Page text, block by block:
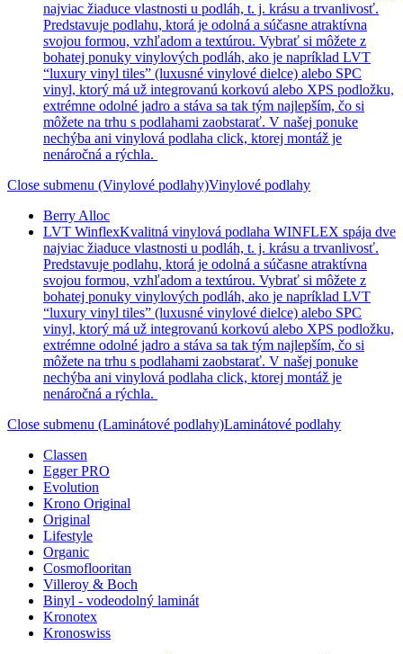
najviac žiaduce vlastnosti u podláh, t. j. krásu a trvanlivosť.
Predstavuje podlahu, ktorá je odolná a súčasne atraktívna
svojou formou, vzhľadom a textúrou. Vybrať si môžete z
bohatej ponuky vinylových podláh, ako je napríklad LVT
“luxury vinyl tiles” (luxusné vinylové dielce) alebo SPC
vinyl, ktorý má už integrovanú korkovú alebo XPS podložku,
extrémne odolné jadro a stáva sa tak tým najlepším, čo si
môžete na trhu s podlahami zaobstarať. V našej ponuke
nechýba ani vinylová podlaha click, ktorej montáž je
nenáročná a rýchla.
Close submenu (Vinylové podlahy)Vinylové podlahy
Berry Alloc
LVT WinflexKvalitná vinylová podlaha WINFLEX spája dve
najviac žiaduce vlastnosti u podláh, t. j. krásu a trvanlivosť.
Predstavuje podlahu, ktorá je odolná a súčasne atraktívna
svojou formou, vzhľadom a textúrou. Vybrať si môžete z
bohatej ponuky vinylových podláh, ako je napríklad LVT
“luxury vinyl tiles” (luxusné vinylové dielce) alebo SPC
vinyl, ktorý má už integrovanú korkovú alebo XPS podložku,
extrémne odolné jadro a stáva sa tak tým najlepším, čo si
môžete na trhu s podlahami zaobstarať. V našej ponuke
nechýba ani vinylová podlaha click, ktorej montáž je
nenáročná a rýchla.
Close submenu (Laminátové podlahy)Laminátové podlahy
Classen
Egger PRO
Evolution
Krono Original
Original
Lifestyle
Organic
Cosmoflooritan
Villeroy & Boch
Binyl - vodeodolný laminát
Kronotex
Kronoswiss